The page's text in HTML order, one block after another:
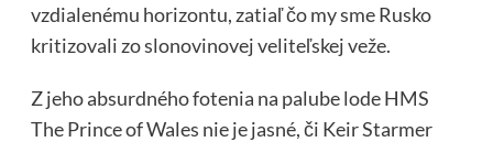
vzdialenému horizontu, zatiaľ čo my sme Rusko
kritizovali zo slonovinovej veliteľskej veže.
Z jeho absurdného fotenia na palube lode HMS
The Prince of Wales nie je jasné, či Keir Starmer